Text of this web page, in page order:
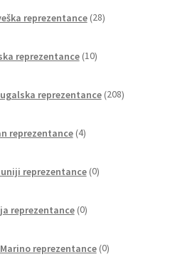
reprezentance 28izdelkov
reprezentance 10izdelkov
reprezentance 208izdelkov
reprezentance 4izdelki
reprezentance 0izdelkov
reprezentance 0izdelkov
reprezentance 0izdelkov